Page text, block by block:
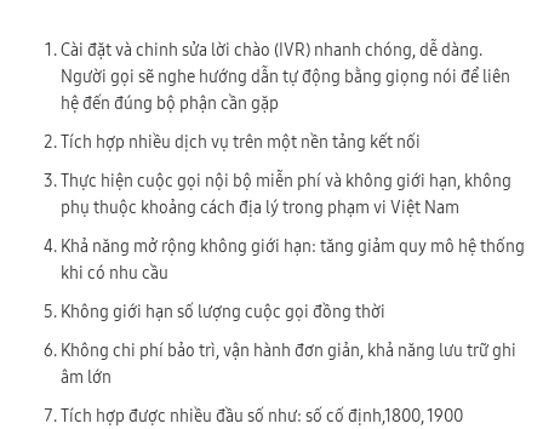
Cài đặt và chinh sửa lời chào (IVR) nhanh chóng, dễ dàng.
Người gọi sẽ nghe hướng dẫn tự động bằng giọng nói để liên
hệ đến đúng bộ phận cần gặp
Tích hợp nhiều dịch vụ trên một nền tảng kết nối
Thực hiện cuộc gọi nội bộ miễn phí và không giới hạn, không
phụ thuộc khoảng cách địa lý trong phạm vi Việt Nam
Khả năng mở rộng không giới hạn: tăng giảm quy mô hệ thống
khi có nhu cầu
Không giới hạn số lượng cuộc gọi đồng thời
Không chi phí bảo trì, vận hành đơn giản, khả năng lưu trữ ghi
âm lớn
Tích hợp được nhiều đầu số như: số cố định,1800, 1900